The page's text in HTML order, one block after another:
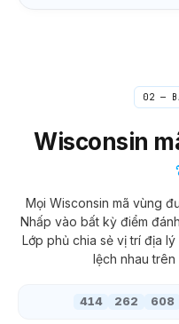
02 —
Wisconsin
Mọi Wisconsin mã vùng
Nhấp vào bất kỳ điểm
Lớp phủ chia sẻ vị trí địa
lệch nhau
414 262 608